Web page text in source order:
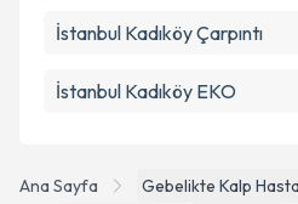
Ana Sayfa
Gebelikte Kalp
İstanbul Kadıköy Çarpıntı
İstanbul Kadıköy EKO